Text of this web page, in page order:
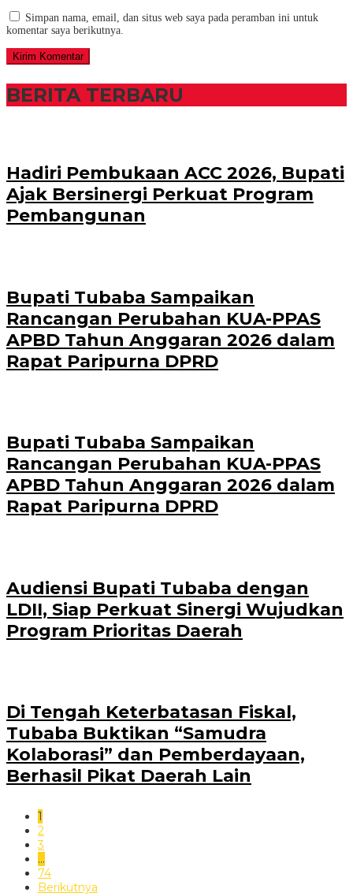
Simpan nama, email, dan situs web saya pada peramban ini untuk
komentar saya berikutnya.
BERITA TERBARU
Hadiri Pembukaan ACC 2026, Bupati
Ajak Bersinergi Perkuat Program
Pembangunan
Bupati Tubaba Sampaikan
Rancangan Perubahan KUA-PPAS
APBD Tahun Anggaran 2026 dalam
Rapat Paripurna DPRD
Bupati Tubaba Sampaikan
Rancangan Perubahan KUA-PPAS
APBD Tahun Anggaran 2026 dalam
Rapat Paripurna DPRD
Audiensi Bupati Tubaba dengan
LDII, Siap Perkuat Sinergi Wujudkan
Program Prioritas Daerah
Di Tengah Keterbatasan Fiskal,
Tubaba Buktikan “Samudra
Kolaborasi” dan Pemberdayaan,
Berhasil Pikat Daerah Lain
1
2
3
…
74
Berikutnya